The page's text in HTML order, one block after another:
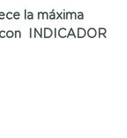
la máxima
INDICADOR